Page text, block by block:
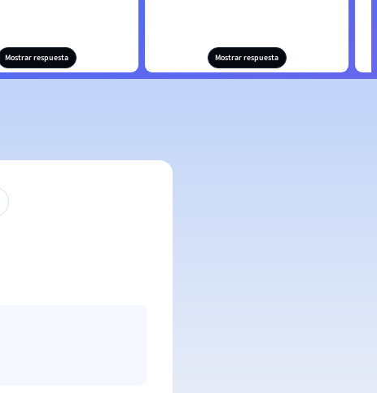
Mostrar respuesta Mostrar respuesta